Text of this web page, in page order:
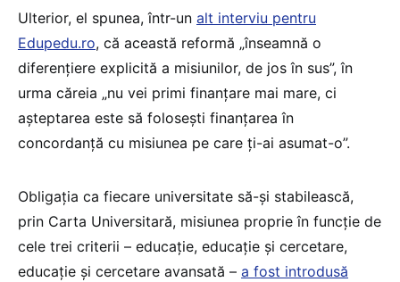
Ulterior, el spunea, într-un alt interviu pentru
Edupedu.ro, că această reformă „înseamnă o
diferențiere explicită a misiunilor, de jos în sus”, în
urma căreia „nu vei primi finanțare mai mare, ci
așteptarea este să folosești finanțarea în
concordanță cu misiunea pe care ți-ai asumat-o”.
Obligația ca fiecare universitate să-și stabilească,
prin Carta Universitară, misiunea proprie în funcție de
cele trei criterii – educație, educație și cercetare,
educație și cercetare avansată – a fost introdusă